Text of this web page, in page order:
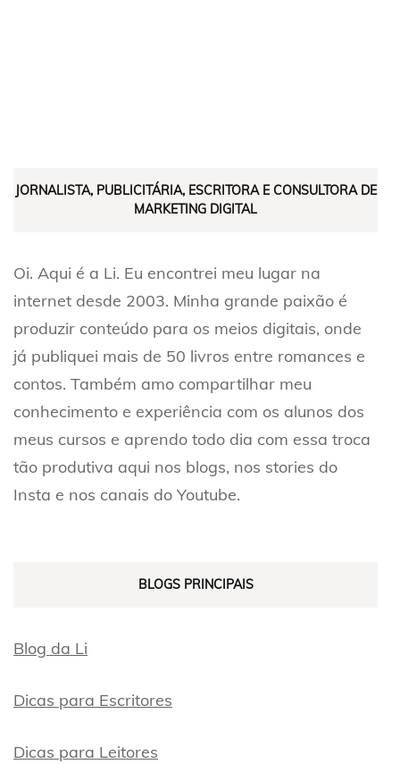
JORNALISTA, PUBLICITÁRIA, ESCRITORA E CONSULTORA DE
MARKETING DIGITAL
Oi. Aqui é a Li. Eu encontrei meu lugar na
internet desde 2003. Minha grande paixão é
produzir conteúdo para os meios digitais, onde
já publiquei mais de 50 livros entre romances e
contos. Também amo compartilhar meu
conhecimento e experiência com os alunos dos
meus cursos e aprendo todo dia com essa troca
tão produtiva aqui nos blogs, nos stories do
Insta e nos canais do Youtube.
BLOGS PRINCIPAIS
Blog da Li
Dicas para Escritores
Dicas para Leitores